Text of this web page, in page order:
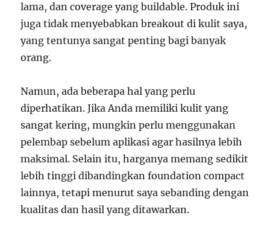
lama, dan coverage yang buildable. Produk ini
juga tidak menyebabkan breakout di kulit saya,
yang tentunya sangat penting bagi banyak
orang.
Namun, ada beberapa hal yang perlu
diperhatikan. Jika Anda memiliki kulit yang
sangat kering, mungkin perlu menggunakan
pelembap sebelum aplikasi agar hasilnya lebih
maksimal. Selain itu, harganya memang sedikit
lebih tinggi dibandingkan foundation compact
lainnya, tetapi menurut saya sebanding dengan
kualitas dan hasil yang ditawarkan.